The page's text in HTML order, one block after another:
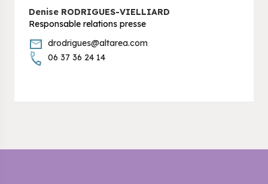
Denise RODRIGUES-VIELLIARD
Responsable relations presse
drodrigues@altarea.com
06 37 36 24 14